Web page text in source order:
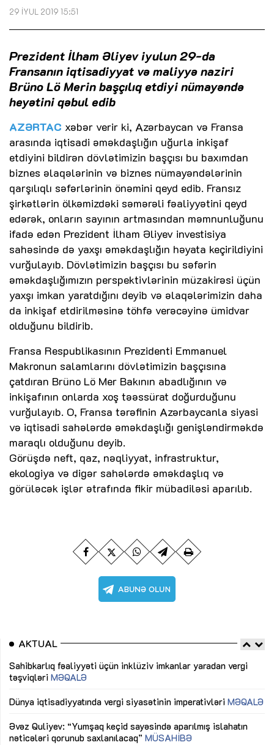
29 İYUL 2019 15:51
Prezident İlham Əliyev iyulun 29-da
Fransanın iqtisadiyyat və maliyyə naziri
Brüno Lö Merin başçılıq etdiyi nümayəndə
heyətini qəbul edib
AZƏRTAC xəbər verir ki, Azərbaycan və Fransa
arasında iqtisadi əməkdaşlığın uğurla inkişaf
etdiyini bildirən dövlətimizin başçısı bu baxımdan
biznes əlaqələrinin və biznes nümayəndələrinin
qarşılıqlı səfərlərinin önəmini qeyd edib. Fransız
şirkətlərin ölkəmizdəki səmərəli fəaliyyətini qeyd
edərək, onların sayının artmasından məmnunluğunu
ifadə edən Prezident İlham Əliyev investisiya
sahəsində də yaxşı əməkdaşlığın həyata keçirildiyini
vurğulayıb. Dövlətimizin başçısı bu səfərin
əməkdaşlığımızın perspektivlərinin müzakirəsi üçün
yaxşı imkan yaratdığını deyib və əlaqələrimizin daha
da inkişaf etdirilməsinə töhfə verəcəyinə ümidvar
olduğunu bildirib.
Fransa Respublikasının Prezidenti Emmanuel
Makronun salamlarını dövlətimizin başçısına
çatdıran Brüno Lö Mer Bakının abadlığının və
inkişafının onlarda xoş təəssürat doğurduğunu
vurğulayıb. O, Fransa tərəfinin Azərbaycanla siyasi
və iqtisadi sahələrdə əməkdaşlığı genişləndirməkdə
maraqlı olduğunu deyib.
Görüşdə neft, qaz, nəqliyyat, infrastruktur,
ekologiya və digər sahələrdə əməkdaşlıq və
görüləcək işlər ətrafında fikir mübadiləsi aparılıb.
AKTUAL
Sahibkarlıq fəaliyyəti üçün inklüziv imkanlar yaradan vergi
təşviqləri MƏQALƏ
Dünya iqtisadiyyatında vergi siyasətinin imperativləri MƏQALƏ
Əvəz Quliyev: “Yumşaq keçid sayəsində aparılmış islahatın
nəticələri qorunub saxlanılacaq” MÜSAHİBƏ